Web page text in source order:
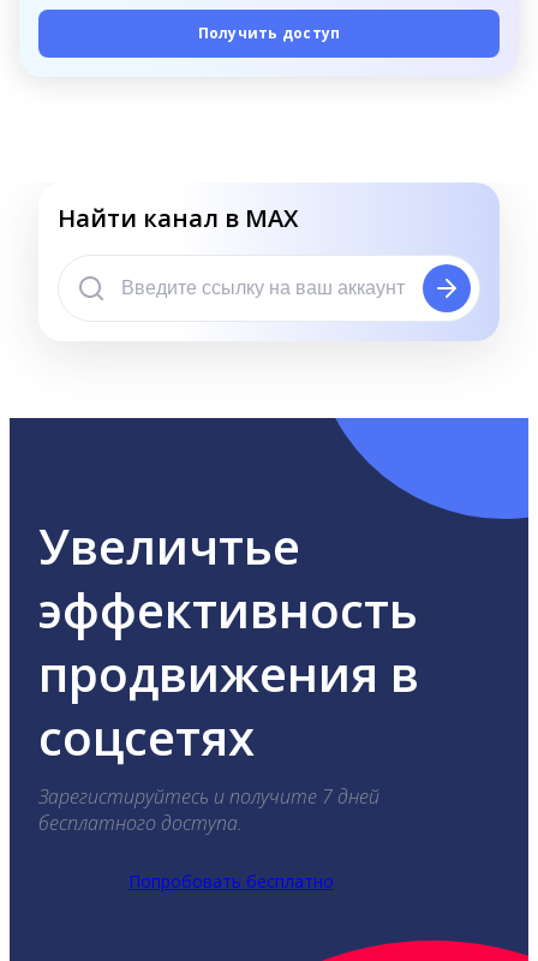
Получить доступ
Найти канал в MAX
Увеличтье
эффективность
продвижения в
соцсетях
Зарегистируйтесь и получите 7 дней
бесплатного доступа.
Попробовать бесплатно